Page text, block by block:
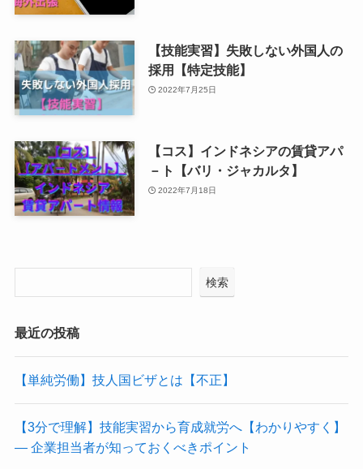
【技能実習】失敗しない外国人の
採用【特定技能】
2022年7月25日
【コス】インドネシアの賃貸アパ
－ト【バリ・ジャカルタ】
2022年7月18日
検索
最近の投稿
【単純労働】技人国ビザとは【不正】
【3分で理解】技能実習から育成就労へ【わかりやすく】
― 企業担当者が知っておくべきポイント